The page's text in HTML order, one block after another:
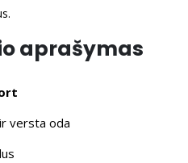
aprašymas
versta oda